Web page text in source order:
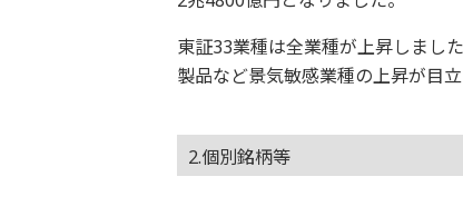
東証33業種は全業種が上昇しまし
製品など景気敏感業種の上昇が目立
2.個別銘柄等